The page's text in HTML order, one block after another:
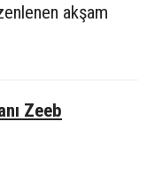
akşam
Zeeb